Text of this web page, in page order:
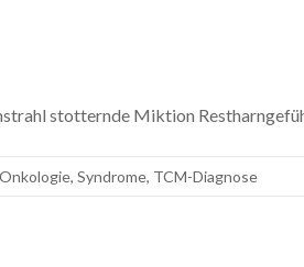
stotternde Miktion
Onkologie, Syndrome, TCM-Diagnose